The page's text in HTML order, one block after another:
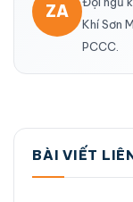
ZA
Khí Sơn
PCCC.
BÀI VIẾT